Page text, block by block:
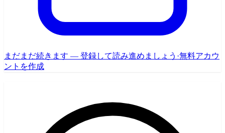
まだまだ続きます — 登録して読み進めましょう ·無料アカウ
ントを作成